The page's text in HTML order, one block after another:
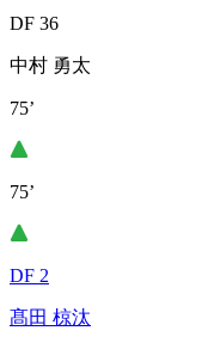
DF 36
中村 勇太
75’
75’
DF 2
髙田 椋汰